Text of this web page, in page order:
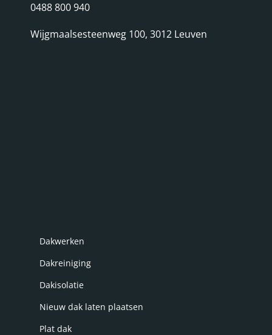
0488 800 940
Wijgmaalsesteenweg 100, 3012 Leuven
Dakwerken
Dakreiniging
Dakisolatie
Nieuw dak laten plaatsen
Plat dak